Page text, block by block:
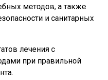
методов, а также
и санитарных
лечения с
при правильной